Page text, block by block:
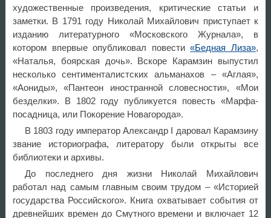
художественные произведения, критические статьи и
заметки. В 1791 году Николай Михайлович приступает к
изданию литературного «Московского Журнала», в
котором впервые опубликовал повести«Бедная Лиза»,
«Наталья, боярская дочь». Вскоре Карамзин выпустил
несколько сентименталистских альманахов – «Аглая»,
«Аониды», «Пантеон иностранной словесности», «Мои
безделки». В 1802 году публикуется повесть «Марфа-
посадница, или Покорение Новагорода».
В 1803 году император Александр I даровал Карамзину
звание историографа, литератору были открыты все
библиотеки и архивы.
До последнего дня жизни Николай Михайлович
работал над самым главным своим трудом – «Историей
государства Российского». Книга охватывает события от
древнейших времен до Смутного времени и включает 12